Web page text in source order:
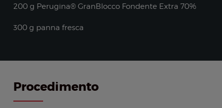
200 g Perugina® GranBlocco Fondente Extra 70%
300 g panna fresca
Procedimento